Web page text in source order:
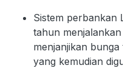
Sistem perbankan
tahun
menjanjikan
yang kemudian